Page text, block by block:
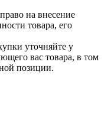
на внесение
товара, его
уточняйте у
вас товара, в том
позиции.